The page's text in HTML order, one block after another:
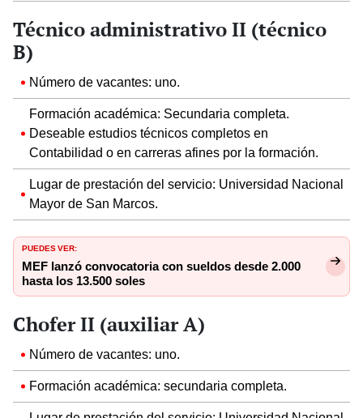
Técnico administrativo II (técnico
B)
Número de vacantes: uno.
Formación académica: Secundaria completa.
Deseable estudios técnicos completos en
Contabilidad o en carreras afines por la formación.
Lugar de prestación del servicio: Universidad Nacional
Mayor de San Marcos.
PUEDES VER:
MEF lanzó convocatoria con sueldos desde 2.000
hasta los 13.500 soles
Chofer II (auxiliar A)
Número de vacantes: uno.
Formación académica: secundaria completa.